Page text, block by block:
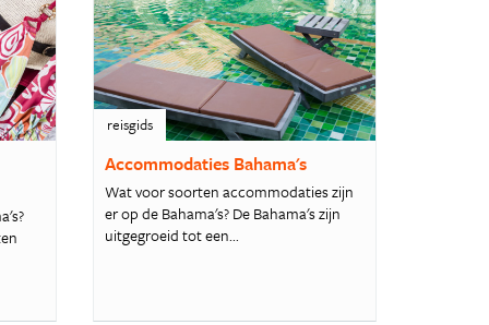
reisgids
Accommodaties Bahama's
Wat voor soorten accommodaties zijn
er op de Bahama's? De Bahama's zijn
uitgegroeid tot een...